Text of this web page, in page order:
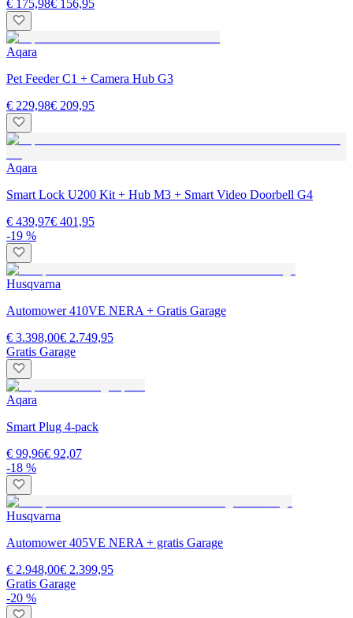
€ 175,98€ 156,95
Aqara
Pet Feeder C1 + Camera Hub G3
€ 229,98€ 209,95
Aqara
Smart Lock U200 Kit + Hub M3 + Smart Video Doorbell G4
€ 439,97€ 401,95
-19 %
Husqvarna
Automower 410VE NERA + Gratis Garage
€ 3.398,00€ 2.749,95
Gratis Garage
Aqara
Smart Plug 4-pack
€ 99,96€ 92,07
-18 %
Husqvarna
Automower 405VE NERA + gratis Garage
€ 2.948,00€ 2.399,95
Gratis Garage
-20 %